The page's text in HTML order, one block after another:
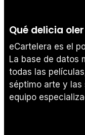
Qué delicia
eCartelera es el
La base de datos
todas las
séptimo arte y las
equipo